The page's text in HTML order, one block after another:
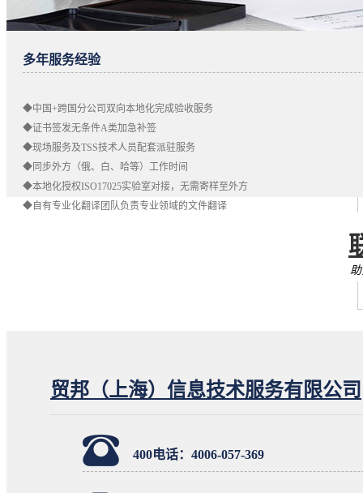
多年服务经验
◆中国+跨国分公司双向本地化完成验收服务
◆证书签发无条件A类加急补签
◆现场服务及TSS技术人员配套派驻服务
◆同步外方（俄、白、哈等）工作时间
◆本地化授权ISO17025实验室对接，无需寄样至外方
◆自有专业化翻译团队负责专业领域的文件翻译
助
贸邦 （上海）信息技术服务有限公司
400电话： 4006-057-369